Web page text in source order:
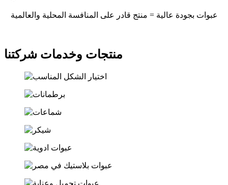
عبوات بجودة عالية = منتج قادر على المنافسة المحلية والعالمية
منتجات وخدمات شركتنا